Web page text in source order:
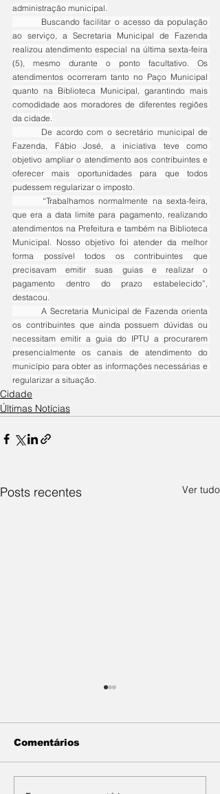
administração municipal.
ao serviço, a Secretaria Municipal de Fazenda
realizou atendimento especial na última sexta-feira
(5), mesmo durante o ponto facultativo. Os
atendimentos ocorreram tanto no Paço Municipal
quanto na Biblioteca Municipal, garantindo mais
comodidade aos moradores de diferentes regiões
da cidade.
Fazenda, Fábio José, a iniciativa teve como
objetivo ampliar o atendimento aos contribuintes e
oferecer mais oportunidades para que todos
pudessem regularizar o imposto.
que era a data limite para pagamento, realizando
atendimentos na Prefeitura e também na Biblioteca
Municipal. Nosso objetivo foi atender da melhor
forma possível todos os contribuintes que
precisavam emitir suas guias e realizar o
pagamento dentro do prazo estabelecido”,
destacou.
os contribuintes que ainda possuem dúvidas ou
necessitam emitir a guia do IPTU a procurarem
presencialmente os canais de atendimento do
município para obter as informações necessárias e
regularizar a situação.
Cidade
Últimas Notícias
Posts recentes Ver tudo
Comentários